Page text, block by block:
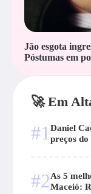
Jão esgota
Póstumas em
🚀 Em
#1 Daniel
preços do
#2As 5
Maceió: